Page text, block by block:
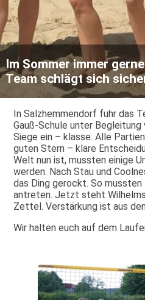
Im Sommer immer
Team schlägt sich
In Salzhemmendorf fuhr das
Gauß-Schule unter Begleitung
Siege ein – klasse. Alle
guten Stern – klare
Welt nun ist, mussten einige
werden. Nach Stau und
das Ding gerockt. So
antreten. Jetzt steht
Zettel. Verstärkung ist aus
Wir halten euch auf dem